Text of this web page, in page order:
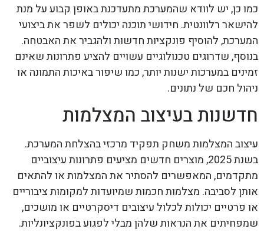
כמו כן, יש לוודא שהמערכת מתעדכנת באופן קבוע על מנת
להישאר רלוונטית. חידושי תוכנה יכולים לשפר את ביצועי
המערכת, להוסיף פונקציות חדשות ולהגביר את האבטחה.
בנוסף, שדרוגים טכנולוגיים עשויים להציע פתרונות שאינם
זמינים במערכות ישנות יותר, כמו שיפור באיכות התמונה או
ניהול חכם של נתונים.
חדשנות בעיצוב המצלמות
עיצוב המצלמות משחק תפקיד מרכזי בהצלחת המערכת.
בשנת 2025, מוצרים חדשים מציעים פתרונות עיצוביים
מתקדמים, המאפשרים להסתיר את המצלמות או להתאים
אותן לסביבה. מצלמות חכמות שמיועדות למקומות ציבוריים
או פרטיים יכולות לכלול עיצובים דיסקרטיים או מושכים,
שמפחיתים את הנראות שלהן מבלי לפגוע בפונקציונליות.